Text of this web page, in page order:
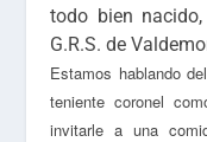
todo bien
G.R.S. de
Estamos hablando
teniente coronel
invitarle a una